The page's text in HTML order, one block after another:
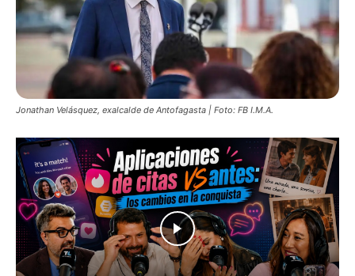
Jonathan Velásquez, exalcalde de Antofagasta | Foto: FB I.M.A.